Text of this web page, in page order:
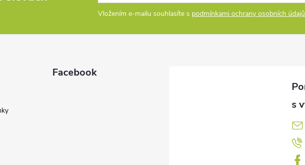
Vložením e-mailu souhlasíte s podmínkami ochrany osobních údajů
Facebook